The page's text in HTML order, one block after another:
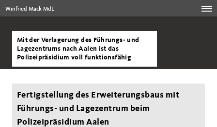
Winfried Mack MdL
Mit der Verlagerung des Führungs- und
Lagezentrums nach Aalen ist das
Polizeipräsidium voll funktionsfähig
Fertigstellung des Erweiterungsbaus mit
Führungs- und Lagezentrum beim
Polizeipräsidium Aalen